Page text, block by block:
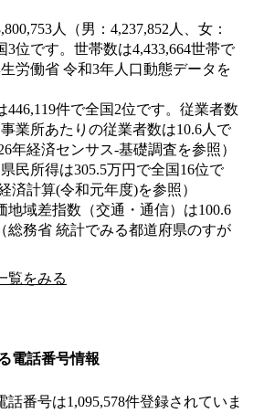
人（男：4,237,852人、女：
3位です。世帯数は4,433,664世帯で
労働省 令和3年人口動態データを
446,119件で全国2位です。従業者数
業所あたりの従業者数は10.6人で
年経済センサス‐基礎調査を参照）
民所得は305.5万円で全国16位で
済計算(令和元年度)を参照）
地域差指数（交通・通信）は100.6
総務省 統計でみる都道府県のすが
覧をみる
電話番号情報
話番号は1,095,578件登録されていま